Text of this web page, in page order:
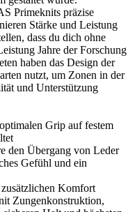
Primeknits präzise
Stärke und Leistung
dass du dich ohne
Jahre der Forschung
haben das Design der
nutzt, um Zonen in der
und Unterstützung
Grip auf festem
den Übergang von Leder
Gefühl und ein
Komfort
Zungenkonstruktion,